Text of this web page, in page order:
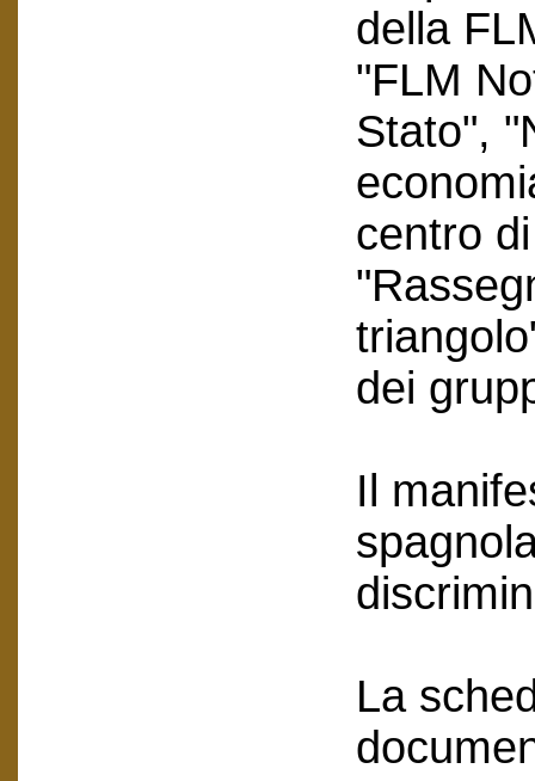
della
"FLM
Stato",
centro
dei
Il
La